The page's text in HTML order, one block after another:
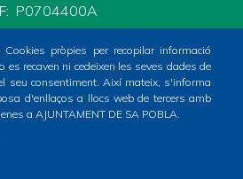
P0704400A
pròpies per recopilar informació
es recaven ni cedeixen les seves dades de
seu consentiment. Així mateix, s'informa
d'enllaços a llocs web de tercers amb
a AJUNTAMENT DE SA POBLA.